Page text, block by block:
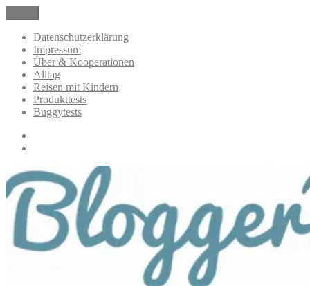
Inhalt
springen
BloggerMumOf3Boys Mamablog
Mamablog über das Leben mit drei Kindern mit Produkttests und
Alltagsthemen
Datenschutzerklärung
Impressum
Über & Kooperationen
Alltag
Reisen mit Kindern
Produkttests
Buggytests